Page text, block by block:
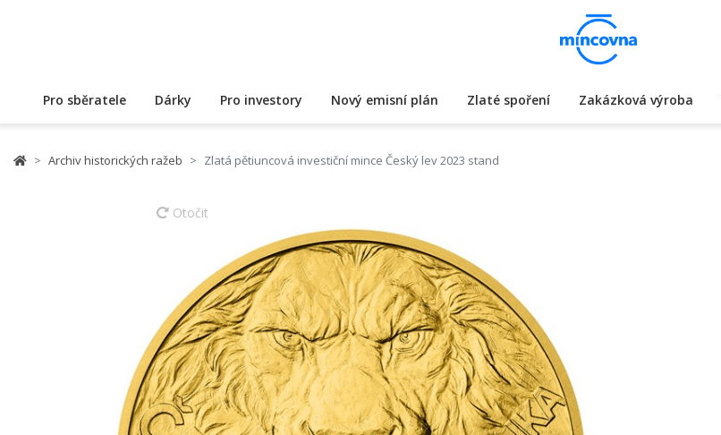
Pro sběratele Dárky Pro investory Nový emisní plán Zlaté spoření Zakázková výroba
Archiv historických ražeb Zlatá pětiuncová investiční mince Český lev 2023 stand
Otočit